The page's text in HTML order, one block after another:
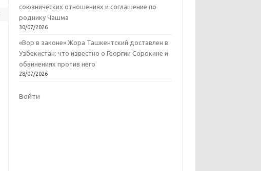
союзнических отношениях и соглашение по
роднику Чашма
30/07/2026
«Вор в законе» Жора Ташкентский доставлен в
Узбекистан: что известно о Георгии Сорокине и
обвинениях против него
28/07/2026
Войти